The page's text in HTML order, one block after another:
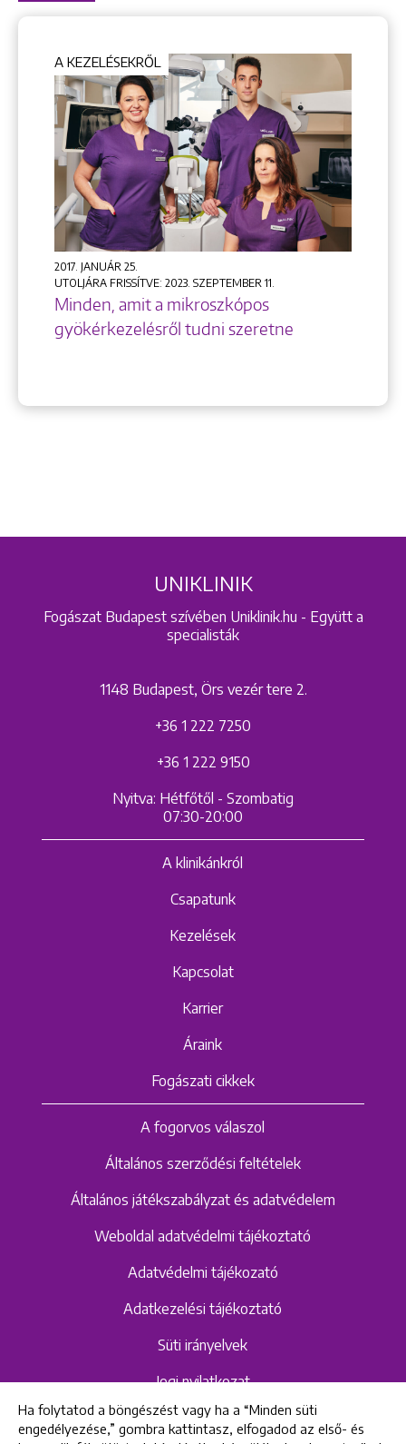
A KEZELÉSEKRŐL
2017. JANUÁR 25.
UTOLJÁRA FRISSÍTVE: 2023. SZEPTEMBER 11.
Minden, amit a mikroszkópos
gyökérkezelésről tudni szeretne
UNIKLINIK
Fogászat Budapest szívében Uniklinik.hu - Együtt a
specialisták
1148 Budapest, Örs vezér tere 2.
+36 1 222 7250
+36 1 222 9150
Nyitva: Hétfőtől - Szombatig
07:30-20:00
A klinikánkról
Csapatunk
Kezelések
Kapcsolat
Karrier
Áraink
Fogászati cikkek
A fogorvos válaszol
Általános szerződési feltételek
Általános játékszabályzat és adatvédelem
Weboldal adatvédelmi tájékoztató
Adatvédelmi tájékozató
Adatkezelési tájékoztató
Süti irányelvek
Jogi nyilatkozat
Hangrögzítéshez kapcsolódó adatvédelmi
szabályzat és tájékoztató
Ha folytatod a böngészést vagy ha a “Minden süti
engedélyezése,” gombra kattintasz, elfogadod az első- és